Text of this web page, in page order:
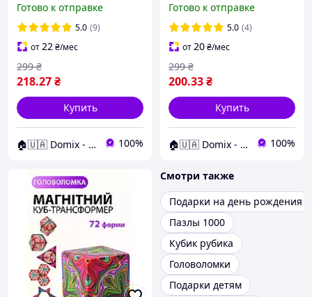
трансформер,
антистресс, логическая
игра для детей и
взрослых
Готово к отправке
5.0 (9)
от22₴/мес
218.27₴
299 ₴
Купить
🏠🇺🇦 Domix - все для тебя 100%
72 формы 6*6 см, для
детей 6+, фиолетовый
Готово к отправке
5.0 (4)
от20₴/мес
200.33₴
299 ₴
Купить
🏠🇺🇦 Domix - все для тебя 100%
Смотри также
Подарки на день рождения
Пазлы 1000
Кубик рубика
Головоломки
Подарки детям